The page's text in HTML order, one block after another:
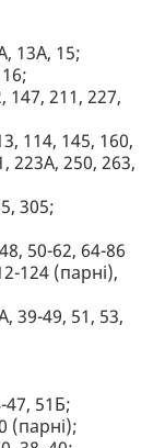
13А, 15;
147, 211, 227,
114, 145, 160,
223А, 250, 263,
305;
50-62, 64-86
124 (парні),
39-49, 51, 53,
47, 51Б;
(парні);